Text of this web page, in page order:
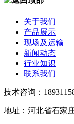
关于我们
产品展示
现场及运输
新闻动态
行业知识
联系我们
技术咨询：
地址：河北省石家